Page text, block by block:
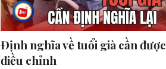
Định nghĩa về tuổi già cần được
điều chỉnh